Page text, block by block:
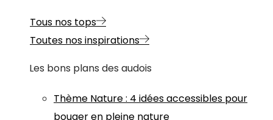
Tous nos tops
Toutes nos inspirations
Les bons plans des audois
Thème Nature: 4 idées accessibles pour
bouger en pleine nature